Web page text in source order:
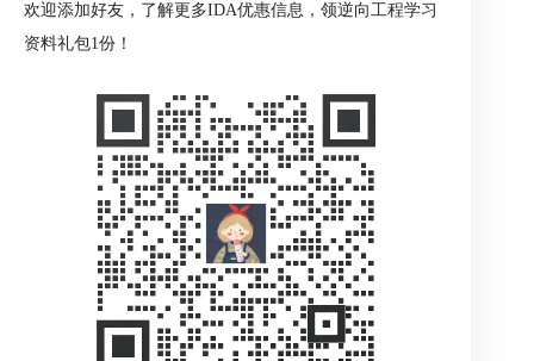
欢迎添加好友，了解更多IDA优惠信息，领逆向工程学习
资料礼包1份！